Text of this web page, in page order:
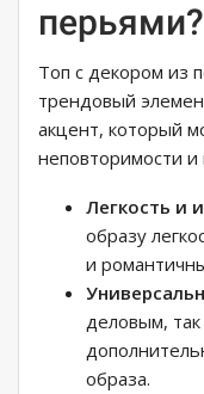
перьями?
Топ с декором из
трендовый
акцент, который
неповторимости и
Легкость и
образу
и
деловым,
образа.